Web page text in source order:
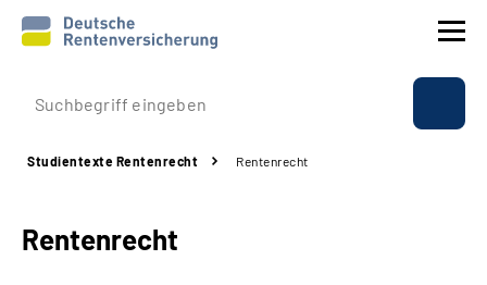
Prävention
Rente
Studientexte Rentenrecht Rentenrecht
Rentenrecht